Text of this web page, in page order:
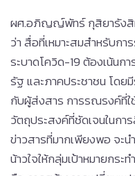
ผศ.อภิญญ์พัทร์ กุสิยารังสิท
ว่า สื่อที่เหมาะสมสำหรับก
ระบาดโควิด-19 ต้องเน้นก
รัฐ และภาคประชาชน โดย
กับผู้ส่งสาร การรณรงค์ที่
วัตถุประสงค์ที่ชัดเจนในกา
ข่าวสารที่มากเพียงพอ จะ
น้าวใจให้กลุ่มเป้าหมายกร